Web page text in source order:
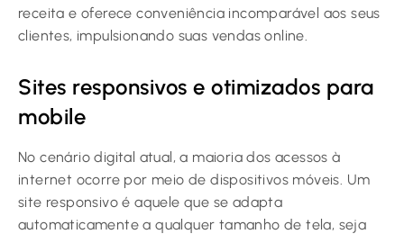
receita e oferece conveniência incomparável aos seus
clientes, impulsionando suas vendas online.
Sites responsivos e otimizados para
mobile
No cenário digital atual, a maioria dos acessos à
internet ocorre por meio de dispositivos móveis. Um
site responsivo é aquele que se adapta
automaticamente a qualquer tamanho de tela, seja